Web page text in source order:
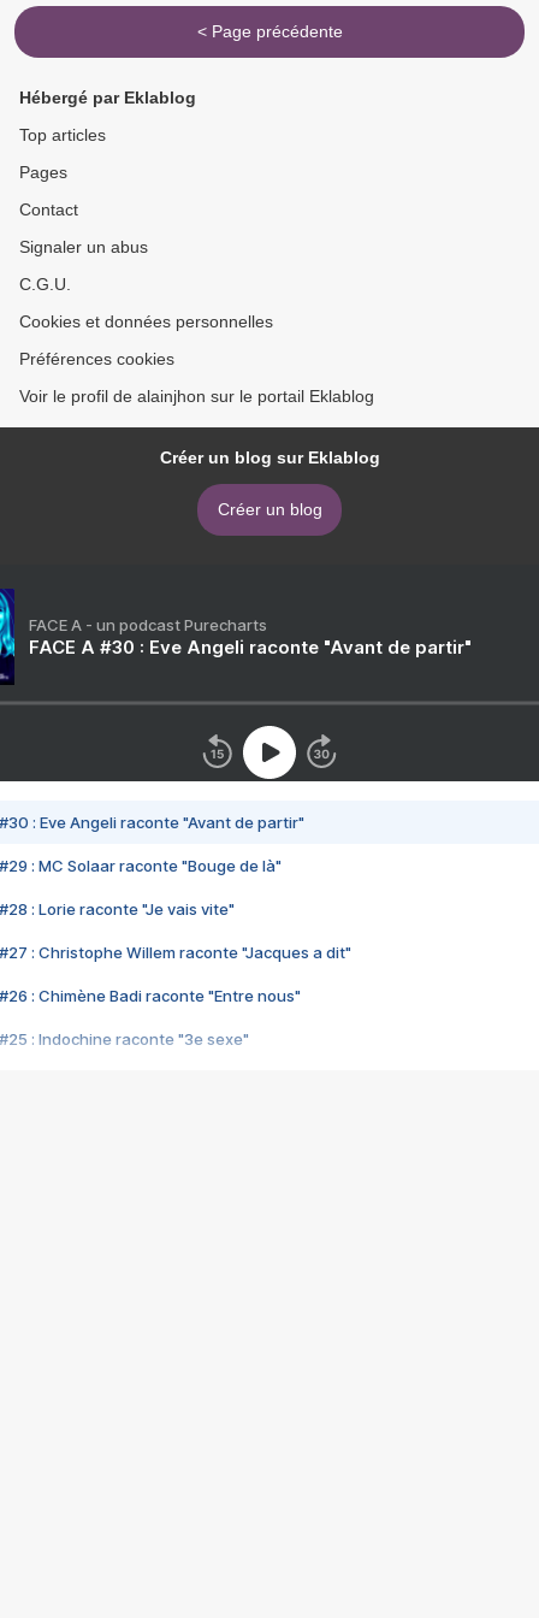
< Page précédente
Hébergé par Eklablog
Top articles
Pages
Contact
Signaler un abus
C.G.U.
Cookies et données personnelles
Préférences cookies
Voir le profil de alainjhon sur le portail Eklablog
Créer un blog sur Eklablog
Créer un blog
FACE A - un podcast Purecharts
FACE A #30 : Eve Angeli raconte "Avant de partir"
#30 : Eve Angeli raconte "Avant de partir"
#29 : MC Solaar raconte "Bouge de là"
#28 : Lorie raconte "Je vais vite"
#27 : Christophe Willem raconte "Jacques a dit"
#26 : Chimène Badi raconte "Entre nous"
#25 : Indochine raconte "3e sexe"